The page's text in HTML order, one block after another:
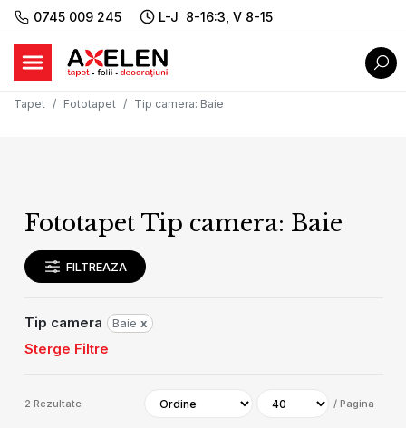
0745 009 245 L-J 8-16:3, V 8-15
Tapet Fototapet Tip camera: Baie
Fototapet Tip camera: Baie
FILTREAZA
Tip camera Baie x
Sterge Filtre
2 Rezultate / Pagina